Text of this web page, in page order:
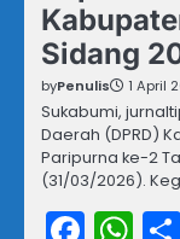
Sidang
byPenulis 1 April
Sukabumi,
Daerah (DPRD)
Paripurna ke-2
(31/03/2026).